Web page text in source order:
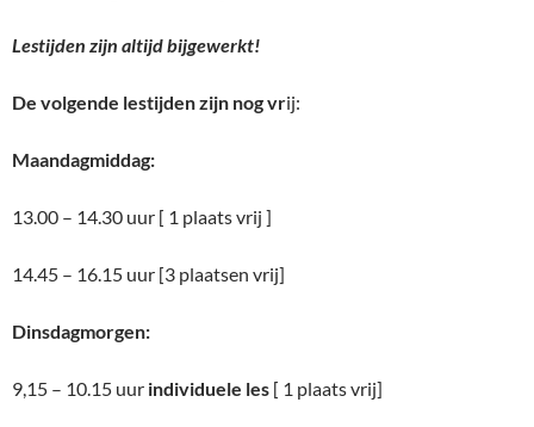
Lestijden zijn altijd bijgewerkt!
De volgende lestijden zijn nog vrij:
Maandagmiddag:
13.00 – 14.30 uur [ 1 plaats vrij ]
14.45 – 16.15 uur [3 plaatsen vrij]
Dinsdagmorgen:
9,15 – 10.15 uur individuele les [ 1 plaats vrij]